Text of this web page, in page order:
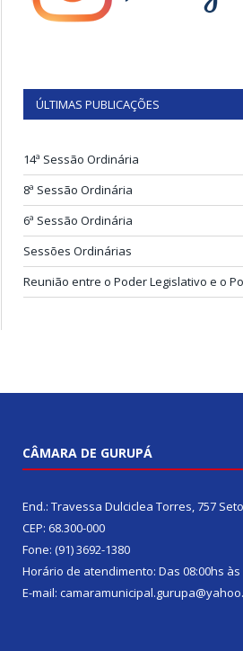
ÚLTIMAS PUBLICAÇÕES
14ª Sessão Ordinária
8ª Sessão Ordinária
6ª Sessão Ordinária
Sessões Ordinárias
Reunião entre o Poder Legislativo e o
CÂMARA DE GURUPÁ
End.: Travessa Dulciclea Torres, 757
CEP: 68.300-000
Fone: (91) 3692-1380
Horário de atendimento: Das 08:00hs às
E-mail: